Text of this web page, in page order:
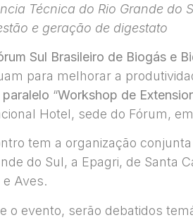
Técnica do Rio Grande do
e geração de digestato
Sul Brasileiro de Biogás e
para melhorar a
“Workshop de
Hotel, sede do Fórum,
tem a organização
do Sul, a Epagri, de Santa
Aves.
o evento, serão debatidos